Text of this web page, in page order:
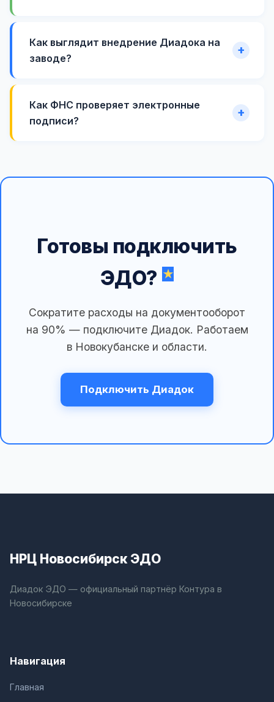
Как выглядит внедрение Диадока на
заводе?
Как ФНС проверяет электронные
подписи?
Готовы подключить
ЭДО?
Сократите расходы на документооборот
на 90% — подключите Диадок. Работаем
в Новокубанске и области.
Подключить Диадок
НРЦ Новосибирск ЭДО
Диадок ЭДО — официальный партнёр Контура в
Новосибирске
Навигация
Главная